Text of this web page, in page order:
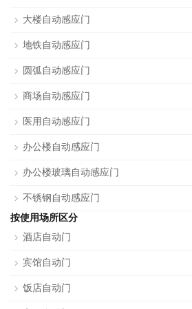
大楼自动感应门
地铁自动感应门
圆弧自动感应门
商场自动感应门
医用自动感应门
办公楼自动感应门
办公楼玻璃自动感应门
不锈钢自动感应门
按使用场所区分
酒店自动门
宾馆自动门
饭店自动门